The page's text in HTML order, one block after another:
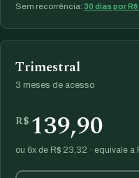
Sem recorrência: 30 dias por
Trimestral
3 meses de acesso
R$ 139,90
ou 6x de R$ 23,32 · equivale a